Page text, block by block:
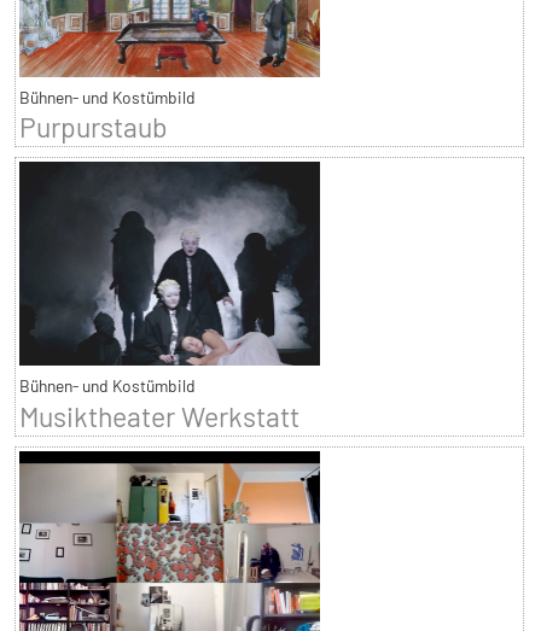
Bühnen- und Kostümbild
Purpurstaub
Bühnen- und Kostümbild
Musiktheater Werkstatt